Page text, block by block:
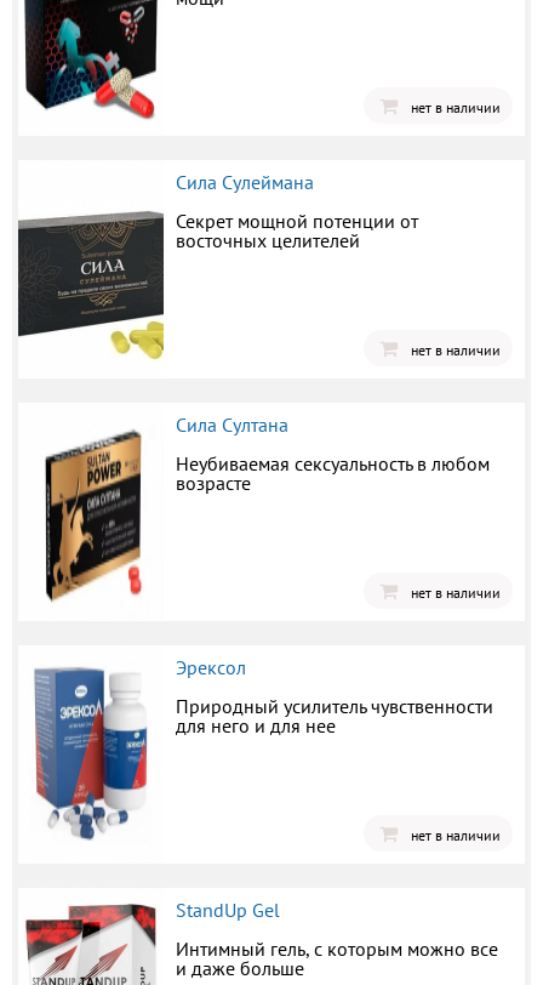
нет в наличии
Сила Сулеймана
Секрет мощной потенции от
восточных целителей
нет в наличии
Сила Султана
Неубиваемая сексуальность в любом
возрасте
нет в наличии
Эрексол
Природный усилитель чувственности
для него и для нее
нет в наличии
StandUp Gel
Интимный гель, с которым можно все
и даже больше